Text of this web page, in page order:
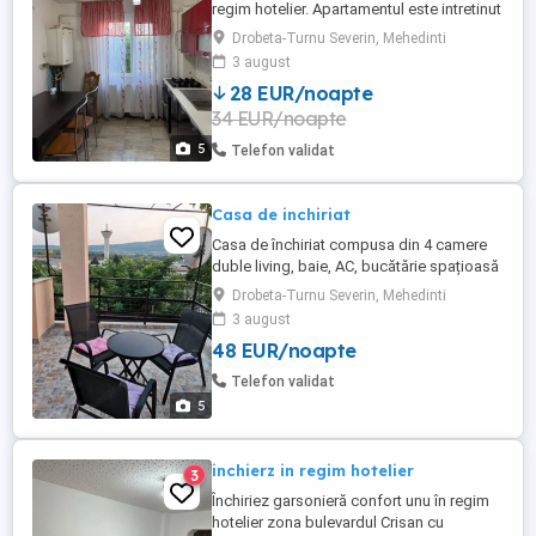
5
regim hotelier. Apartamentul este intretinut
si dispune de centrala pe gaz, apa calda
non-stop, frigider, aragaz, masina de
spalat si wifi gratuit. Mai multe detalii la
telefon.
Drobeta-Turnu Severin, Mehedinti
3 august
28 EUR/noapte
34 EUR/noapte
Telefon validat
5
Casa de inchiriat
Casa de închiriat compusa din 4 camere
duble living, baie, AC, bucătărie spațioasă
si complet utilata, plus o baie de curte, o
terasa pentru relaxare cu vedere la Dunare.
Se închiriază pe termen lung sau scurt.
Locația se afla în Gura Văii, la aproximativ
6 km de Dr. Tr. Severin, 1 km de Porțile de
Drobeta-Turnu Severin, Mehedinti
3 august
48 EUR/noapte
Telefon validat
3 inchierz in regim hotelier
Închiriez garsonieră confort unu în regim
hotelier zona bulevardul Crisan cu